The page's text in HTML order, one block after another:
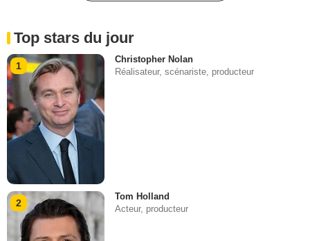
Top stars du jour
1
Christopher Nolan
Réalisateur, scénariste, producteur
2
Tom Holland
Acteur, producteur